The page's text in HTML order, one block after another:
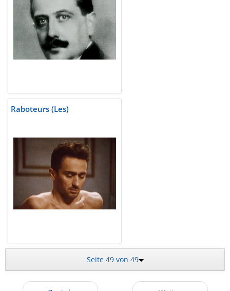
Raboteurs (Les)
Seite 49 von 49